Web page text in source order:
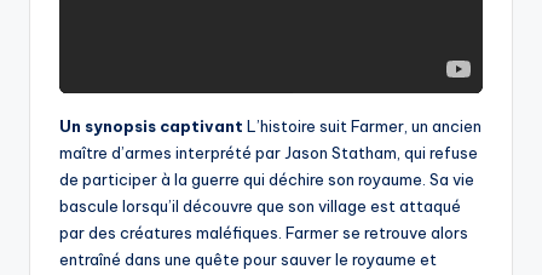
Un synopsis captivant L’histoire suit Farmer, un ancien
maître d’armes interprété par Jason Statham, qui refuse
de participer à la guerre qui déchire son royaume. Sa vie
bascule lorsqu’il découvre que son village est attaqué
par des créatures maléfiques. Farmer se retrouve alors
entraîné dans une quête pour sauver le royaume et